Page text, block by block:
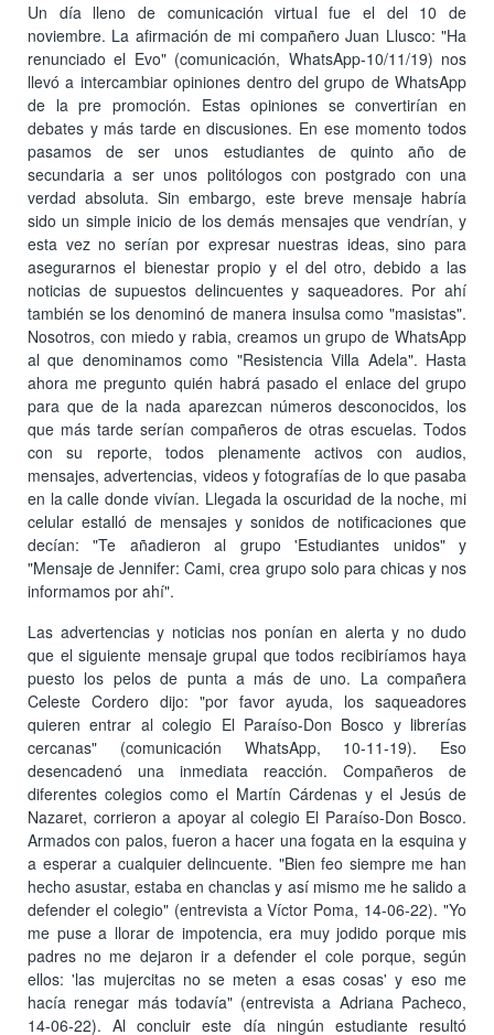
Un día lleno de comunicación virtual fue el del 10 de
noviembre. La afirmación de mi compañero Juan Llusco: "Ha
renunciado el Evo" (comunicación, WhatsApp-10/11/19) nos
llevó a intercambiar opiniones dentro del grupo de WhatsApp
de la pre promoción. Estas opiniones se convertirían en
debates y más tarde en discusiones. En ese momento todos
pasamos de ser unos estudiantes de quinto año de
secundaria a ser unos politólogos con postgrado con una
verdad absoluta. Sin embargo, este breve mensaje habría
sido un simple inicio de los demás mensajes que vendrían, y
esta vez no serían por expresar nuestras ideas, sino para
asegurarnos el bienestar propio y el del otro, debido a las
noticias de supuestos delincuentes y saqueadores. Por ahí
también se los denominó de manera insulsa como "masistas".
Nosotros, con miedo y rabia, creamos un grupo de WhatsApp
al que denominamos como "Resistencia Villa Adela". Hasta
ahora me pregunto quién habrá pasado el enlace del grupo
para que de la nada aparezcan números desconocidos, los
que más tarde serían compañeros de otras escuelas. Todos
con su reporte, todos plenamente activos con audios,
mensajes, advertencias, videos y fotografías de lo que pasaba
en la calle donde vivían. Llegada la oscuridad de la noche, mi
celular estalló de mensajes y sonidos de notificaciones que
decían: "Te añadieron al grupo 'Estudiantes unidos" y
"Mensaje de Jennifer: Cami, crea grupo solo para chicas y nos
informamos por ahí".
Las advertencias y noticias nos ponían en alerta y no dudo
que el siguiente mensaje grupal que todos recibiríamos haya
puesto los pelos de punta a más de uno. La compañera
Celeste Cordero dijo: "por favor ayuda, los saqueadores
quieren entrar al colegio El Paraíso-Don Bosco y librerías
cercanas" (comunicación WhatsApp, 10-11-19). Eso
desencadenó una inmediata reacción. Compañeros de
diferentes colegios como el Martín Cárdenas y el Jesús de
Nazaret, corrieron a apoyar al colegio El Paraíso-Don Bosco.
Armados con palos, fueron a hacer una fogata en la esquina y
a esperar a cualquier delincuente. "Bien feo siempre me han
hecho asustar, estaba en chanclas y así mismo me he salido a
defender el colegio" (entrevista a Víctor Poma, 14-06-22). "Yo
me puse a llorar de impotencia, era muy jodido porque mis
padres no me dejaron ir a defender el cole porque, según
ellos: 'las mujercitas no se meten a esas cosas' y eso me
hacía renegar más todavía" (entrevista a Adriana Pacheco,
14-06-22). Al concluir este día ningún estudiante resultó